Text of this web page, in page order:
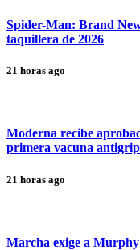
Spider-Man: Brand
taquillera de 2026
21 horas ago
Moderna recibe
primera vacuna
21 horas ago
Marcha exige a